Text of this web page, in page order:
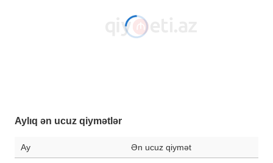
Aylıq ən ucuz qiymətlər
Ay Ən ucuz qiymət